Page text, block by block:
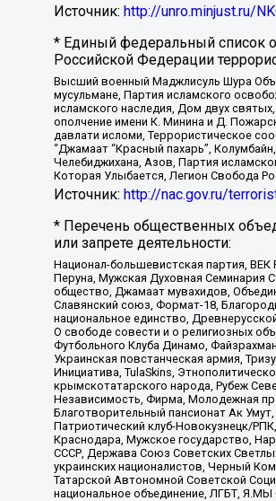
Источник: http://unro.minjust.ru/
* Единый федеральный список
Российской Федерации
Высший военный Маджлисуль Шура
мусульмане, Партия исламского
исламского наследия, Дом двух
ополчение имени К. Минина и Д.
давлати исломи, Террористическое
“Джамаат “Красный пахарь”,
Челебиджихана, Азов, Партия
Которая Улыбается, Легион Свобода
Источник: http://nac.gov.ru/
* Перечень общественных
или запрете деятельности:
Национал-большевистская партия,
Перуна, Мужская Духовная Семинария
общество, Джамаат мувахидов,
Славянский союз, Формат-18,
национальное единство,
О свободе совести и о религиозных
Футбольного Клуба Динамо,
Украинская повстанческая армия,
Инициатива, TulaSkins,
крымскотатарского народа, Рубеж
Независимость, Фирма, Молодежная
Благотворительный пансионат Ак
Патриотический клуб-Новокузнецк/
Краснодара, Мужское государство,
СССР, Держава Союз Советских
украинских националистов, Черный
Татарской Автономной Советской
национальное объединение, ЛГБТ, Я.МЫ